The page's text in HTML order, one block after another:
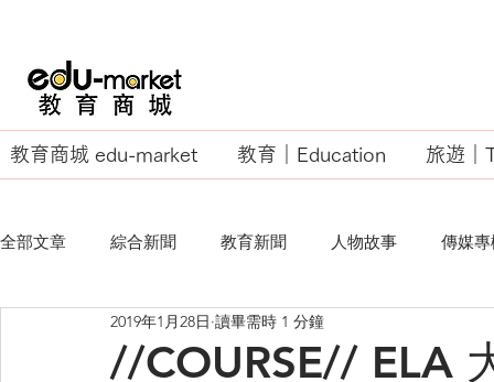
教育商城 edu-market 教育｜Education 旅遊｜
全部文章 綜合新聞 教育新聞 人物故事 傳媒
EU Business School
//COURSE// ELA
2019年1月28日 讀畢需時 1 分鐘